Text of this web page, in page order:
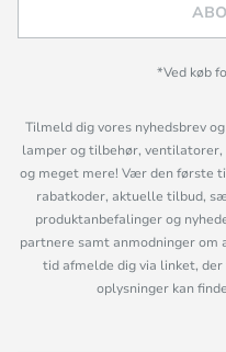
*Ved køb
Tilmeld dig vores nyhedsbrev
lamper og tilbehør,
og meget mere! Vær den første
rabatkoder, aktuelle tilbud,
produktanbefalinger og
partnere samt anmodninger om
tid afmelde dig via linket,
oplysninger kan